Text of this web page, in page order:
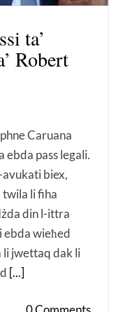
ta’
Robert
Caruana
ebda pass legali.
biex,
li fiha
din l-ittra
ebda wieħed
li jwettaq dak li
[...]